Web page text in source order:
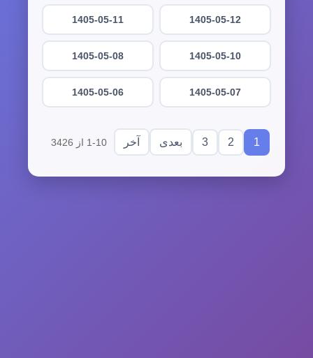
1405-05-12
1405-05-11
1405-05-10
1405-05-08
1405-05-07
1405-05-06
1
2
3 بعدی آخر 1-10 از 3426